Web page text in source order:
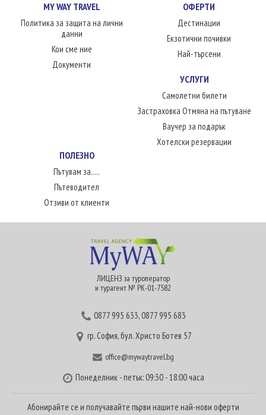
MY WAY TRAVEL
Политика за защита на лични
данни
Кои сме ние
Документи
ОФЕРТИ
Дестинации
Екзотични почивки
Най-търсени
УСЛУГИ
Самолетни билети
Застраховка Отмяна на пътуване
Ваучер за подарък
Хотелски резервации
ПОЛЕЗНО
Пътувам за.....
Пътеводител
Отзиви от клиенти
ЛИЦЕНЗ за туроператор
и турагент № РК-01-7582
0877 995 633,0877 995 683
гр. София, бул. Христо Ботев 57
office@mywaytravel.bg
Понеделник - петък: 09:30 - 18:00 часа
Абонирайте се и получавайте първи нашите най-нови оферти